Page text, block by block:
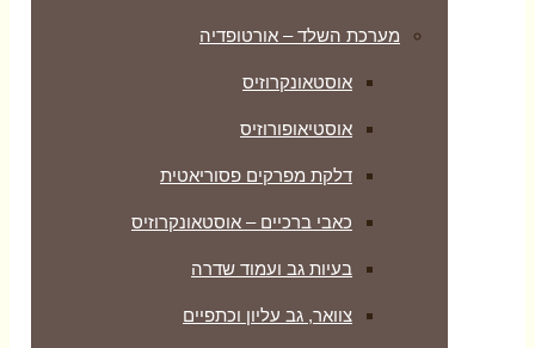
מערכת השלד – אורטופדיה
אוסטאונקרוזיס
אוסטיאופורוזיס
דלקת מפרקים פסוריאטית
כאבי ברכיים – אוסטאונקרוזיס
בעיות גב ועמוד שדרה
צוואר, גב עליון וכתפיים